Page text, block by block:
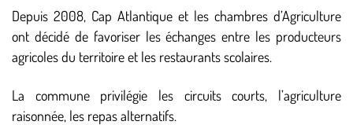
Depuis 2008, Cap Atlantique et les chambres d’Agriculture
ont décidé de favoriser les échanges entre les producteurs
agricoles du territoire et les restaurants scolaires.
La commune privilégie les circuits courts, l’agriculture
raisonnée, les repas alternatifs.